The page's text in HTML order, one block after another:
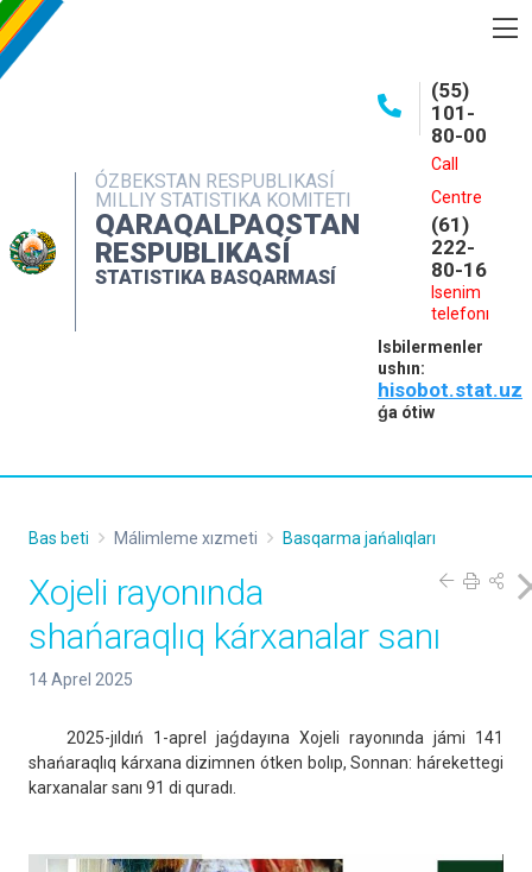
ÓZBEKSTAN RESPUBLIKASÍ
MILLIY STATISTIKA KOMITETI
QARAQALPAQSTAN
RESPUBLIKASÍ
STATISTIKA BASQARMASÍ
(55)
101-
80-00
Call
Centre
(61)
222-
80-16
Isenim
telefonı
Isbilermenler
ushın:
hisobot.stat.uz
ǵa ótiw
INTERAKTIV XIZMETLER
MÁLIMLEME XIZMETI
MÚRÁJAATLAR
Bas beti Málimleme xızmeti Basqarma jańalıqları
Xojeli rayonında
shańaraqlıq kárxanalar sanı
14 Aprel 2025
2025-jıldıń 1-aprel jaǵdayına Xojeli rayonında jámi 141
shańaraqlıq kárxana dizimnen ótken bolıp, Sonnan: hárekettegi
karxanalar sanı 91 di quradı.